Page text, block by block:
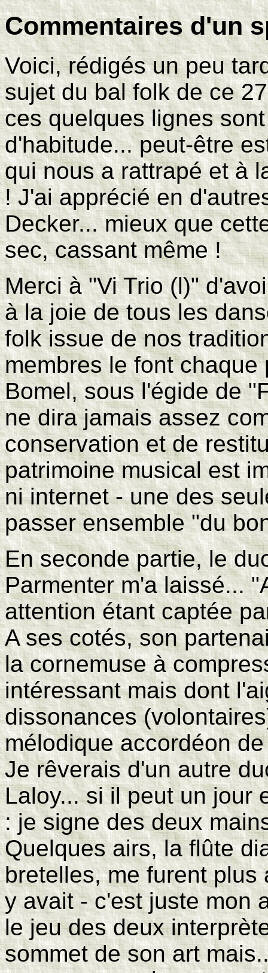
Commentaires d'un
Voici, rédigés un peu
sujet du bal folk de ce
ces quelques lignes
d'habitude... peut-être
qui nous a rattrapé et à
! J'ai apprécié en
Decker... mieux que
sec, cassant même !
Merci à "Vi Trio (l)"
à la joie de tous les
folk issue de nos
membres le font
Bomel, sous l'égide de
ne dira jamais assez
conservation et de
patrimoine musical est
ni internet - une des
passer ensemble "du
En seconde partie, le
Parmenter m'a laissé...
attention étant captée
A ses cotés, son
la cornemuse à
intéressant mais dont
dissonances
mélodique accordéon
Je rêverais d'un autre
Laloy... si il peut un jour
: je signe des deux
Quelques airs, la flûte
bretelles, me furent plus
y avait - c'est juste mon
le jeu des deux
sommet de son art